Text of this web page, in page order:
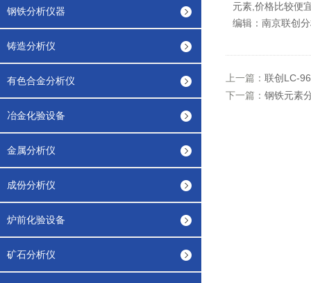
钢铁分析仪器
铸造分析仪
有色合金分析仪
冶金化验设备
金属分析仪
成份分析仪
炉前化验设备
矿石分析仪
元素,价格比较便
编辑：南京联创
上一篇： 联创LC-
下一篇： 钢铁元素